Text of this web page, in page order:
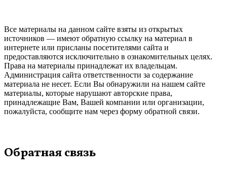
Все материалы на данном сайте взяты из открытых
источников — имеют обратную ссылку на материал в
интернете или присланы посетителями сайта и
предоставляются исключительно в ознакомительных целях.
Права на материалы принадлежат их владельцам.
Администрация сайта ответственности за содержание
материала не несет. Если Вы обнаружили на нашем сайте
материалы, которые нарушают авторские права,
принадлежащие Вам, Вашей компании или организации,
пожалуйста, сообщите нам через форму обратной связи.
Обратная связь